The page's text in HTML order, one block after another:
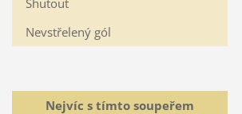
Nevstřelený gól
Nejvíc s tímto soupeřem